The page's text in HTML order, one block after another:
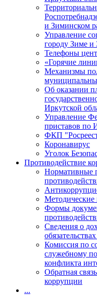
и Зиминском
Управление
городу Зиме
Телефоны
«Горячие
Механизмы
Об оказании
Иркутской
Управление
приставов по
ФКП
Коронавирус
Уголок
Противодействие
Нормативные
Методические
Формы
Сведения о
Комиссия по
служебному
конфликта
Обратная
коррупции
...